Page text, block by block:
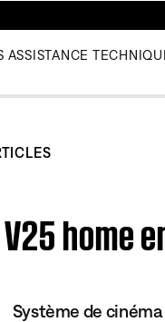
ASSISTANCE
home
Système de